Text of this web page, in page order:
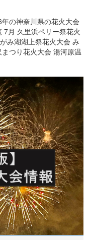
の神奈川県の花火大会
7月 久里浜ペリー祭花火
み湖湖上祭花火大会 み
つり花火大会 湯河原温